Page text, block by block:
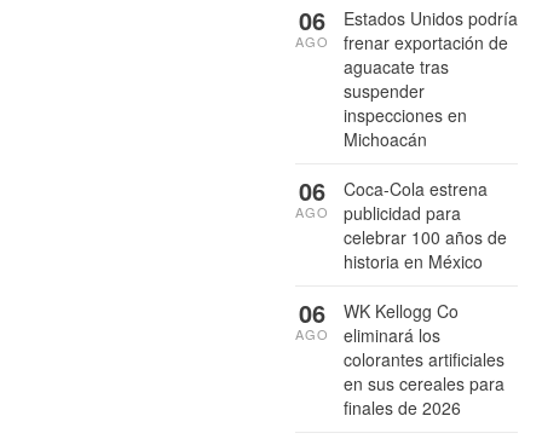
Estados Unidos podría
frenar exportación de
aguacate tras
suspender
inspecciones en
Michoacán
06
AGO
Coca-Cola estrena
publicidad para
celebrar 100 años de
historia en México
06
AGO
WK Kellogg Co
eliminará los
colorantes artificiales
en sus cereales para
finales de 2026
06
AGO